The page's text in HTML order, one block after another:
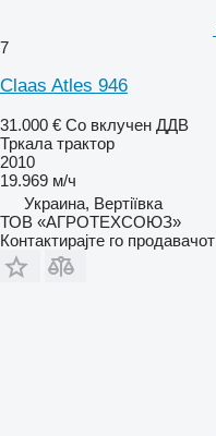
7
Claas Atles 946
31.000 € Со вклучен ДДВ
Тркала трактор
2010
19.969 м/ч
Украина, Вертіївка
ТОВ «АГРОТЕХСОЮЗ»
Контактирајте го продавачот